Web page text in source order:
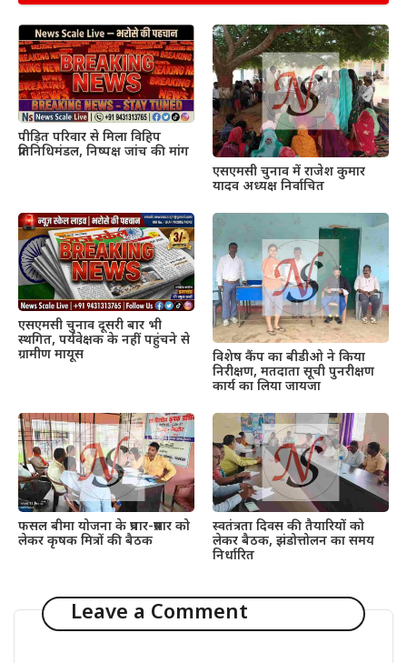
पीड़ित परिवार से मिला विहिप
प्रतिनिधिमंडल, निष्पक्ष जांच की मांग
एसएमसी चुनाव में राजेश कुमार
यादव अध्यक्ष निर्वाचित
एसएमसी चुनाव दूसरी बार भी
स्थगित, पर्यवेक्षक के नहीं पहुंचने से
ग्रामीण मायूस
विशेष कैंप का बीडीओ ने किया
निरीक्षण, मतदाता सूची पुनरीक्षण
कार्य का लिया जायजा
फसल बीमा योजना के प्रचार-प्रसार को
लेकर कृषक मित्रों की बैठक
स्वतंत्रता दिवस की तैयारियों को
लेकर बैठक, झंडोत्तोलन का समय
निर्धारित
Leave a Comment